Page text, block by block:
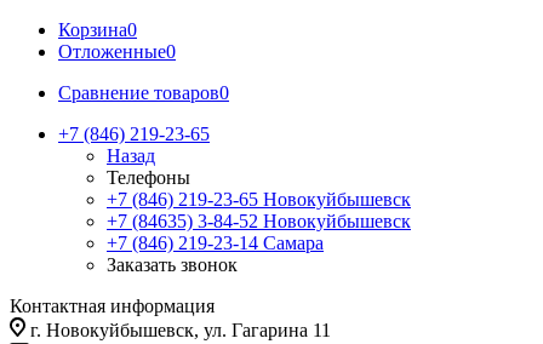
Корзина0
Отложенные0
Сравнение товаров0
+7 (846) 219-23-65
Назад
Телефоны
+7 (846) 219-23-65 Новокуйбышевск
+7 (84635) 3-84-52 Новокуйбышевск
+7 (846) 219-23-14 Самара
Заказать звонок
Контактная информация
г. Новокуйбышевск, ул. Гагарина 11